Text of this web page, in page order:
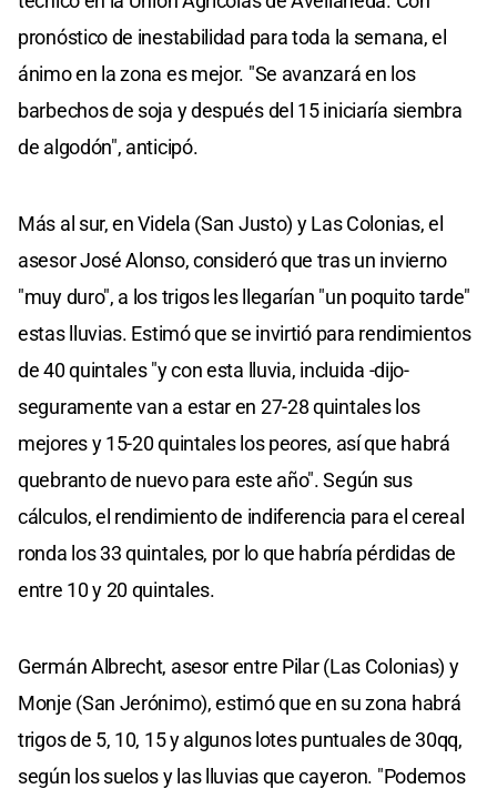
pronóstico de inestabilidad para toda la semana, el
ánimo en la zona es mejor. "Se avanzará en los
barbechos de soja y después del 15 iniciaría siembra
de algodón", anticipó.
Más al sur, en Videla (San Justo) y Las Colonias, el
asesor José Alonso, consideró que tras un invierno
"muy duro", a los trigos les llegarían "un poquito tarde"
estas lluvias. Estimó que se invirtió para rendimientos
de 40 quintales "y con esta lluvia, incluida -dijo-
seguramente van a estar en 27-28 quintales los
mejores y 15-20 quintales los peores, así que habrá
quebranto de nuevo para este año". Según sus
cálculos, el rendimiento de indiferencia para el cereal
ronda los 33 quintales, por lo que habría pérdidas de
entre 10 y 20 quintales.
Germán Albrecht, asesor entre Pilar (Las Colonias) y
Monje (San Jerónimo), estimó que en su zona habrá
trigos de 5, 10, 15 y algunos lotes puntuales de 30qq,
según los suelos y las lluvias que cayeron. "Podemos